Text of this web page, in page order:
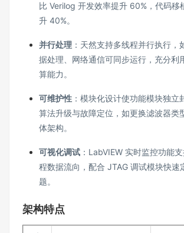
比 Verilog 开发效率提升 60%，代码移
升 40%。
并行处理 ：天然支持多线程并行执行，
据处理、网络通信可同步运行，充分利
算能力。
可维护性 ：模块化设计使功能模块独立
算法升级与故障定位，如更换滤波器类
体架构。
可视化调试 ：LabVIEW 实时监控功能
程数据流向，配合 JTAG 调试模块快速
题。
架构特点